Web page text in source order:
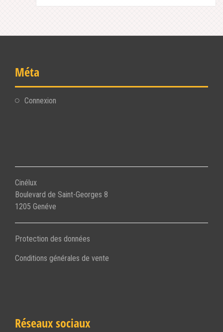
Méta
Connexion
Cinélux
Boulevard de Saint-Georges 8
1205 Genéve
Protection des données
Conditions générales de vente
Réseaux sociaux